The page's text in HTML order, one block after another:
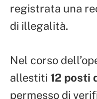
registrata una
di illegalità.
Nel corso
allestiti 12 posti
permesso di